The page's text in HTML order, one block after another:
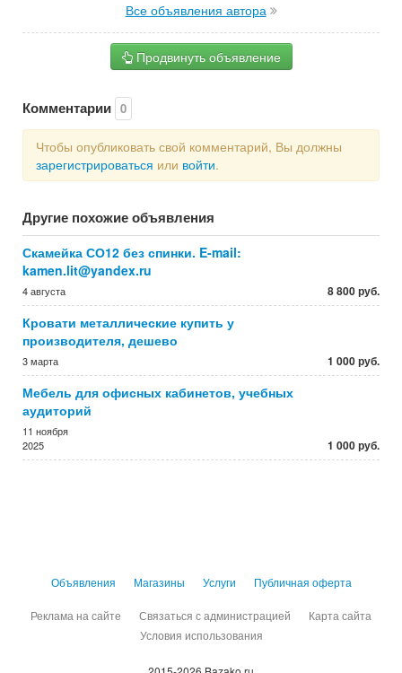
Все объявления автора
Продвинуть объявление
Комментарии 0
Чтобы опубликовать свой комментарий, Вы должны
зарегистрироваться или войти.
Другие похожие объявления
Скамейка СО12 без спинки. E-mail:
kamen.lit@yandex.ru
4 августа 8 800 руб.
Кровати металлические купить у
производителя, дешево
3 марта 1 000 руб.
Мебель для офисных кабинетов, учебных
аудиторий
11 ноября
2025
1 000 руб.
Объявления Магазины Услуги Публичная оферта
Реклама на сайте Связаться с администрацией
Карта сайта
Условия использования